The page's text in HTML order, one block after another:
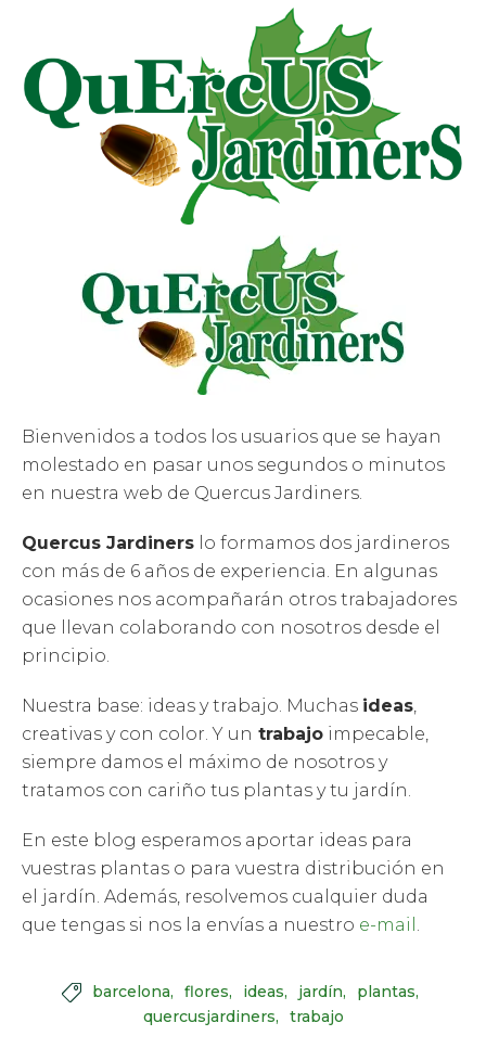
Bienvenidos a todos los usuarios que se hayan
molestado en pasar unos segundos o minutos
en nuestra web de Quercus Jardiners.
Quercus Jardiners lo formamos dos jardineros
con más de 6 años de experiencia. En algunas
ocasiones nos acompañarán otros trabajadores
que llevan colaborando con nosotros desde el
principio.
Nuestra base: ideas y trabajo. Muchas ideas,
creativas y con color. Y un trabajo impecable,
siempre damos el máximo de nosotros y
tratamos con cariño tus plantas y tu jardín.
En este blog esperamos aportar ideas para
vuestras plantas o para vuestra distribución en
el jardín. Además, resolvemos cualquier duda
que tengas si nos la envías a nuestro e-mail .
 barcelona flores ideas jardín
plantas
quercusjardiners
trabajo